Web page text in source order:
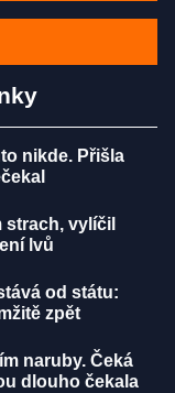
nikde. Přišla
strach, vylíčil
lvů
od státu:
zpět
naruby. Čeká
dlouho čekala